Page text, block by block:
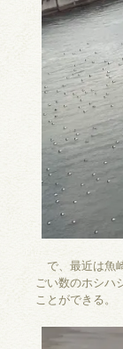
で、最近は魚
ごい数のホシハ
ことができる。